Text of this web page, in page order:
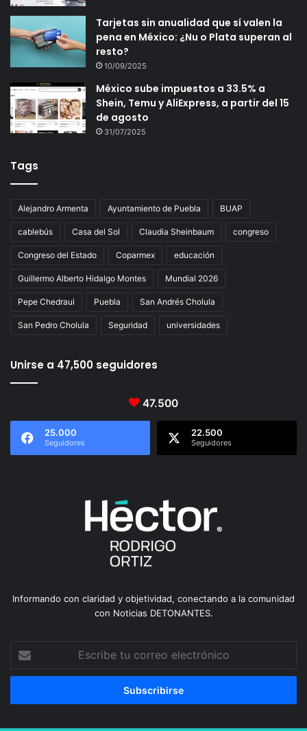
Tarjetas sin anualidad que sí valen la
pena en México: ¿Nu o Plata superan al
resto?
10/09/2025
México sube impuestos a 33.5% a
Shein, Temu y AliExpress, a partir del 15
de agosto
31/07/2025
Tags
Alejandro Armenta Ayuntamiento de Puebla BUAP
cablebús Casa del Sol Claudia Sheinbaum congreso
Congreso del Estado Coparmex educación
Guillermo Alberto Hidalgo Montes Mundial 2026
Pepe Chedraui Puebla San Andrés Cholula
San Pedro Cholula Seguridad universidades
Unirse a 47,500 seguidores
47.500
25.000
Seguidores
22.500
Seguidores
Informando con claridad y objetividad, conectando a la comunidad
con Noticias DETONANTES.
tu
correo